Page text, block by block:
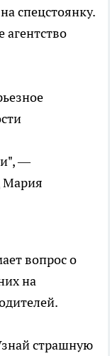
спецстоянку.
—
Мария
вопрос о
на
страшную